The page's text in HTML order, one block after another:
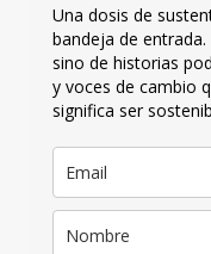
Una dosis de
bandeja de
sino de historias
y voces de cambio
significa ser